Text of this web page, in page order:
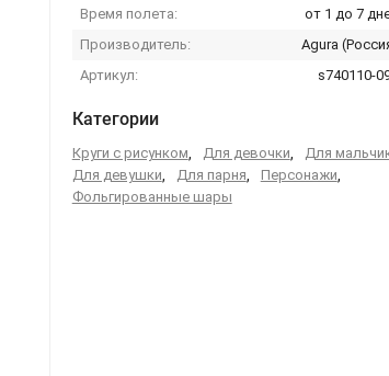
Время полета:
от 1 до 7
Производитель:
Agura
Артикул:
s740110-
Категории
Круги с рисунком, Для девочки, Для
Для девушки, Для парня, Персонажи,
Фольгированные шары